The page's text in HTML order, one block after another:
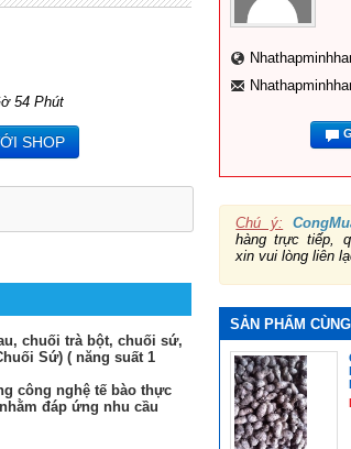
54 Phút
SHOP
chuối trà bột, chuối sứ,
Sứ) ( năng suất 1
công nghệ tế bào thực
đáp ứng nhu cầu
Chú ý:
hàng trực tiếp,
xin vui lòng liên
SẢN PHẨM